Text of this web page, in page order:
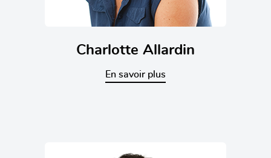
Charlotte Allardin
En savoir plus